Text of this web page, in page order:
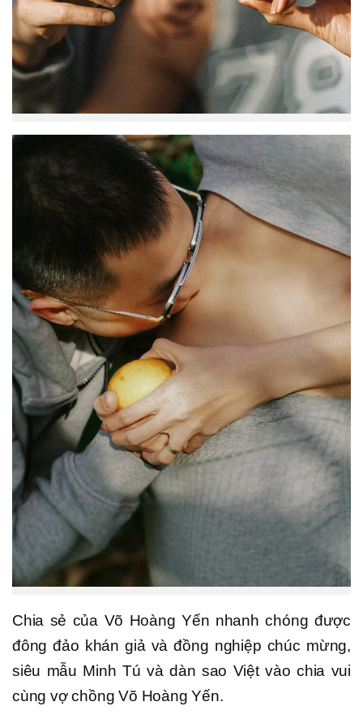
Chia sẻ của Võ Hoàng Yến nhanh chóng được
đông đảo khán giả và đồng nghiệp chúc mừng,
siêu mẫu Minh Tú và dàn sao Việt vào chia vui
cùng vợ chồng Võ Hoàng Yến.